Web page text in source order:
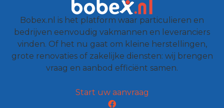
Bobex.nl is het platform waar particulieren en
bedrijven eenvoudig vakmannen en leveranciers
vinden. Of het nu gaat om kleine herstellingen,
grote renovaties of zakelijke diensten: wij brengen
vraag en aanbod efficiënt samen.
Start uw aanvraag